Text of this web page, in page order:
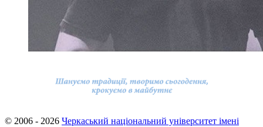
© 2006 - 2026 Черкаський національний університет імені